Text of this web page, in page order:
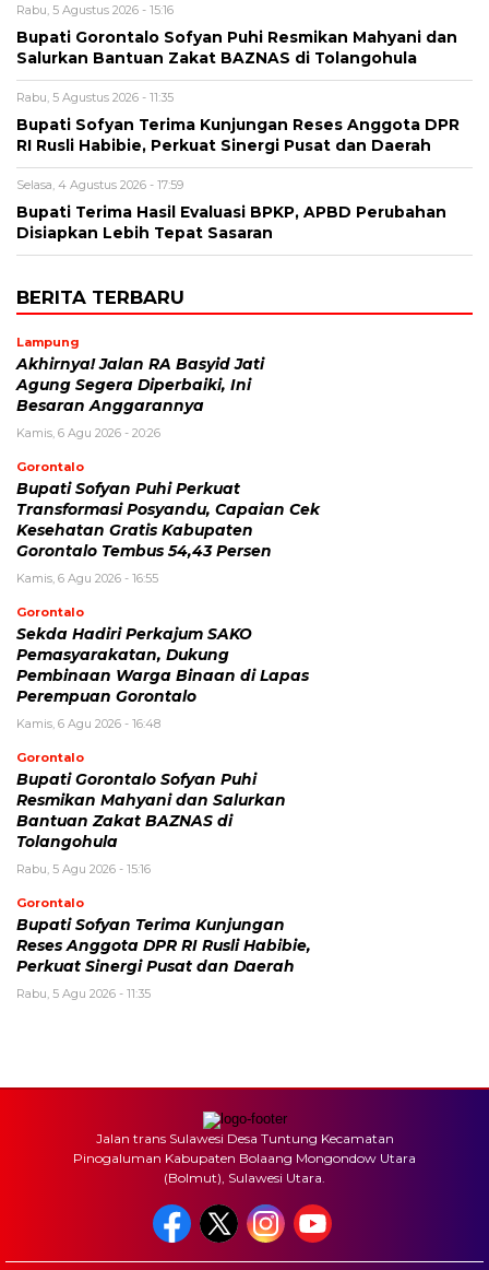
Rabu, 5 Agustus 2026 - 15:16
Bupati Gorontalo Sofyan Puhi Resmikan Mahyani dan
Salurkan Bantuan Zakat BAZNAS di Tolangohula
Rabu, 5 Agustus 2026 - 11:35
Bupati Sofyan Terima Kunjungan Reses Anggota DPR
RI Rusli Habibie, Perkuat Sinergi Pusat dan Daerah
Selasa, 4 Agustus 2026 - 17:59
Bupati Terima Hasil Evaluasi BPKP, APBD Perubahan
Disiapkan Lebih Tepat Sasaran
BERITA TERBARU
Lampung
Akhirnya! Jalan RA Basyid Jati
Agung Segera Diperbaiki, Ini
Besaran Anggarannya
Kamis, 6 Agu 2026 - 20:26
Gorontalo
Bupati Sofyan Puhi Perkuat
Transformasi Posyandu, Capaian Cek
Kesehatan Gratis Kabupaten
Gorontalo Tembus 54,43 Persen
Kamis, 6 Agu 2026 - 16:55
Gorontalo
Sekda Hadiri Perkajum SAKO
Pemasyarakatan, Dukung
Pembinaan Warga Binaan di Lapas
Perempuan Gorontalo
Kamis, 6 Agu 2026 - 16:48
Gorontalo
Bupati Gorontalo Sofyan Puhi
Resmikan Mahyani dan Salurkan
Bantuan Zakat BAZNAS di
Tolangohula
Rabu, 5 Agu 2026 - 15:16
Gorontalo
Bupati Sofyan Terima Kunjungan
Reses Anggota DPR RI Rusli Habibie,
Perkuat Sinergi Pusat dan Daerah
Rabu, 5 Agu 2026 - 11:35
Jalan trans Sulawesi Desa Tuntung Kecamatan
Pinogaluman Kabupaten Bolaang Mongondow Utara
(Bolmut), Sulawesi Utara.